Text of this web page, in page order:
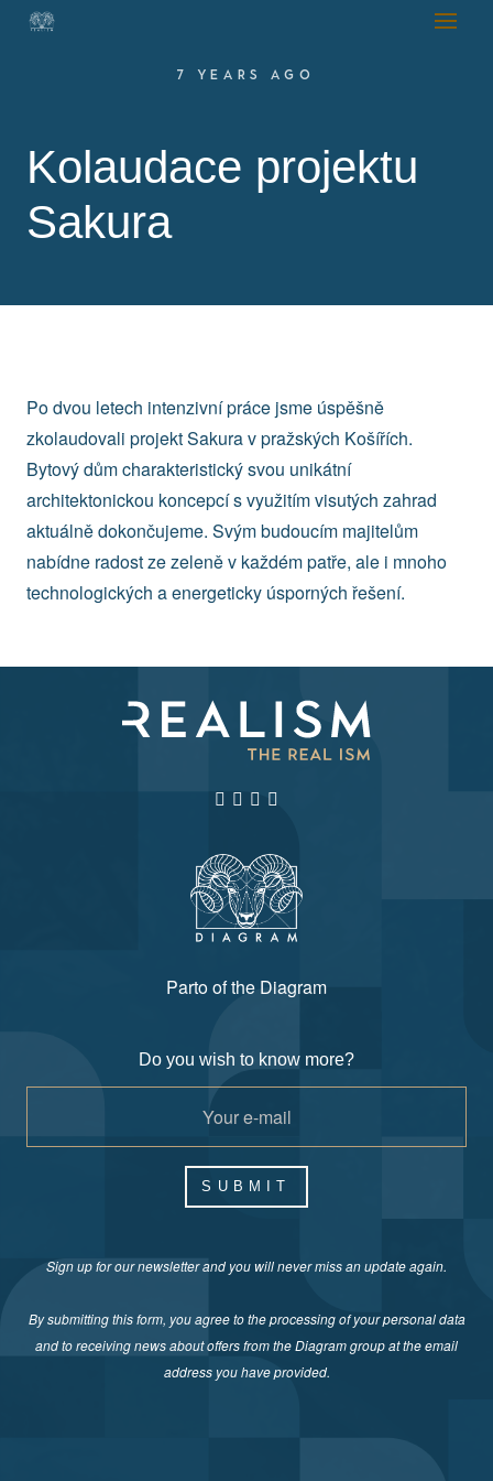
7 YEARS AGO
Kolaudace projektu
Sakura
Po dvou letech intenzivní práce jsme úspěšně
zkolaudovali projekt Sakura v pražských Košířích.
Bytový dům charakteristický svou unikátní
architektonickou koncepcí s využitím visutých zahrad
aktuálně dokončujeme. Svým budoucím majitelům
nabídne radost ze zeleně v každém patře, ale i mnoho
technologických a energeticky úsporných řešení.
Parto of the Diagram
Do you wish to know more?
SUBMIT
Sign up for our newsletter and you will never miss an update again.
By submitting this form, you agree to the processing of your personal data
and to receiving news about offers from the Diagram group at the email
address you have provided.